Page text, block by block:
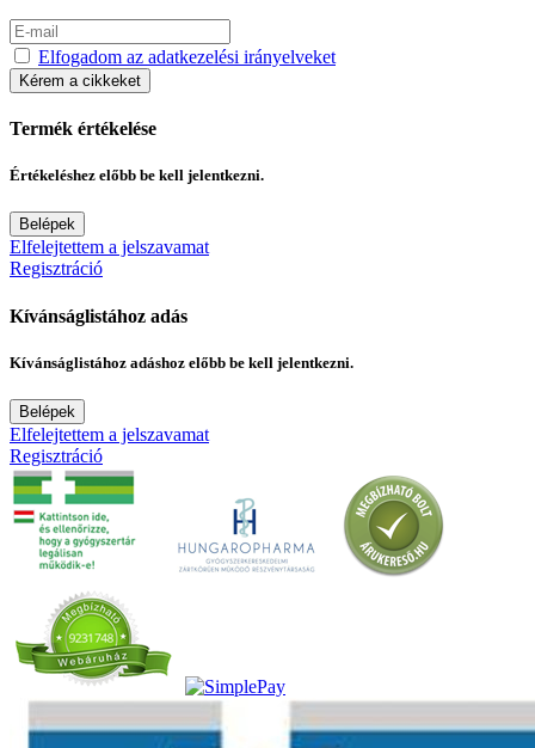
Elfogadom az adatkezelési irányelveket
Kérem a cikkeket
Termék értékelése
Értékeléshez előbb be kell jelentkezni.
Belépek
Elfelejtettem a jelszavamat
Regisztráció
Kívánságlistához adás
Kívánságlistához adáshoz előbb be kell jelentkezni.
Belépek
Elfelejtettem a jelszavamat
Regisztráció